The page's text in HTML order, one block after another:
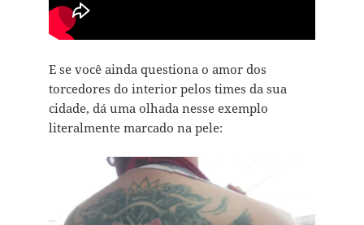
E se você ainda questiona o amor dos
torcedores do interior pelos times da sua
cidade, dá uma olhada nesse exemplo
literalmente marcado na pele: